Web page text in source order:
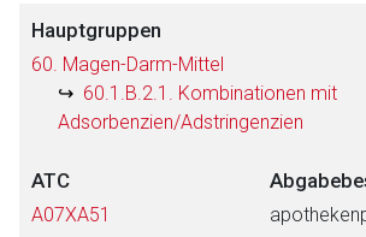
Hauptgruppen
60. Magen-Darm-Mittel
60.1.B.2.1. Kombinationen mit
Adsorbenzien/Adstringenzien
ATC
A07XA51